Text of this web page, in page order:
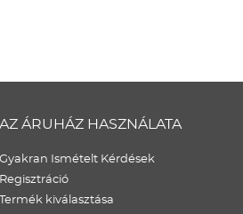
AZ ÁRUHÁZ HASZNÁLATA
Gyakran Ismételt Kérdések
Regisztráció
Termék kiválasztása